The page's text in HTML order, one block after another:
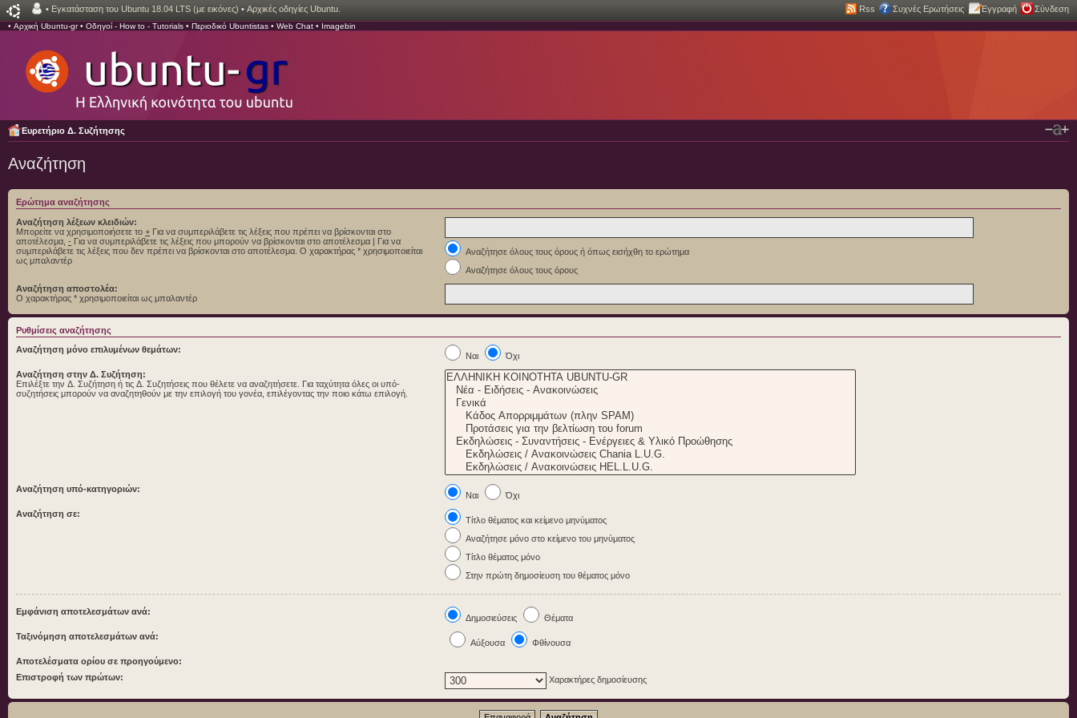
• Εγκατάσταση του Ubuntu 18.04 LTS (με εικόνες) • Αρχικές οδηγίες Ubuntu. Rss Συχνές Ερωτήσεις Εγγραφή Σύνδεση
• Αρχική Ubuntu-gr• Οδηγοί - How to - Tutorials • Περιοδικό Ubuntistas • Web Chat • Imagebin
Ευρετήριο Δ. Συζήτησης
Αναζήτηση
Ερώτημα αναζήτησης
Αναζήτηση λέξεων κλειδιών:
Μπορείτε να χρησιμοποιήσετε το + Για να συμπεριλάβετε τις λέξεις που πρέπει να βρίσκονται στο
αποτέλεσμα, - Για να συμπεριλάβετε τις λέξεις που μπορούν να βρίσκονται στο αποτέλεσμα | Για να
συμπεριλάβετε τις λέξεις που δεν πρέπει να βρίσκονται στο αποτέλεσμα. Ο χαρακτήρας * χρησιμοποιείται
ως μπαλαντέρ
Αναζήτησε όλους τους όρους ή όπως εισήχθη το ερώτημα
Αναζήτησε όλους τους όρους
Αναζήτηση αποστολέα:
Ο χαρακτήρας * χρησιμοποιείται ως μπαλαντέρ
Ρυθμίσεις αναζήτησης
Αναζήτηση μόνο επιλυμένων θεμάτων:
Ναι
Όχι
Αναζήτηση στην Δ. Συζήτηση:
Επιλέξτε την Δ. Συζήτηση ή τις Δ. Συζητήσεις που θέλετε να αναζητήσετε. Για ταχύτητα όλες οι υπό-
συζητήσεις μπορούν να αναζητηθούν με την επιλογή του γονέα, επιλέγοντας την ποιο κάτω επιλογή.
Αναζήτηση υπό-κατηγοριών:
Ναι
Όχι
Αναζήτηση σε:
Τίτλο θέματος και κείμενο μηνύματος
Αναζήτησε μόνο στο κείμενο του μηνύματος
Τίτλο θέματος μόνο
Στην πρώτη δημοσίευση του θέματος μόνο
Εμφάνιση αποτελεσμάτων ανά:
Δημοσιεύσεις
Θέματα
Ταξινόμηση αποτελεσμάτων ανά:
Αύξουσα
Φθίνουσα
Αποτελέσματα ορίου σε προηγούμενο:
Επιστροφή των πρώτων:
Χαρακτήρες δημοσίευσης